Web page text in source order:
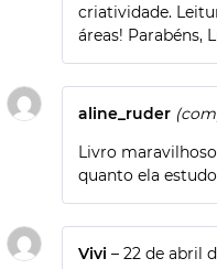
criatividade.
áreas! Parabéns,
aline_ruder
Livro
quanto ela
Vivi – 22 de abril